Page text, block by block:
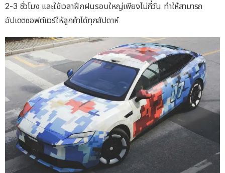
2-3 ชั่วโมง และใช้เวลาฝึกฝนรอบใหญ่เพียงไม่กี่วัน ทำให้สามารถ
อัปเดตซอฟต์แวร์ให้ลูกค้าได้ทุกสัปดาห์